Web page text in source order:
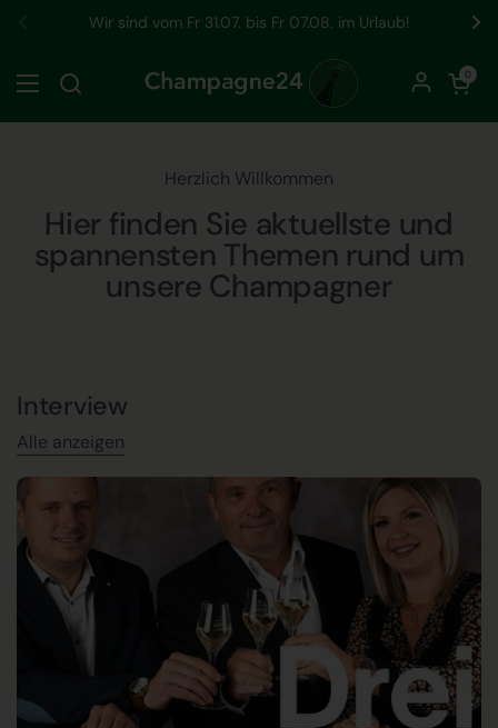
Ihr Winzer Champagner Spezialist seit 2006
Menü öffnen
Warenkorb
0
Herzlich Willkommen
Hier finden Sie aktuellste und
spannensten Themen rund um
unsere Champagner
Interview
Alle anzeigen